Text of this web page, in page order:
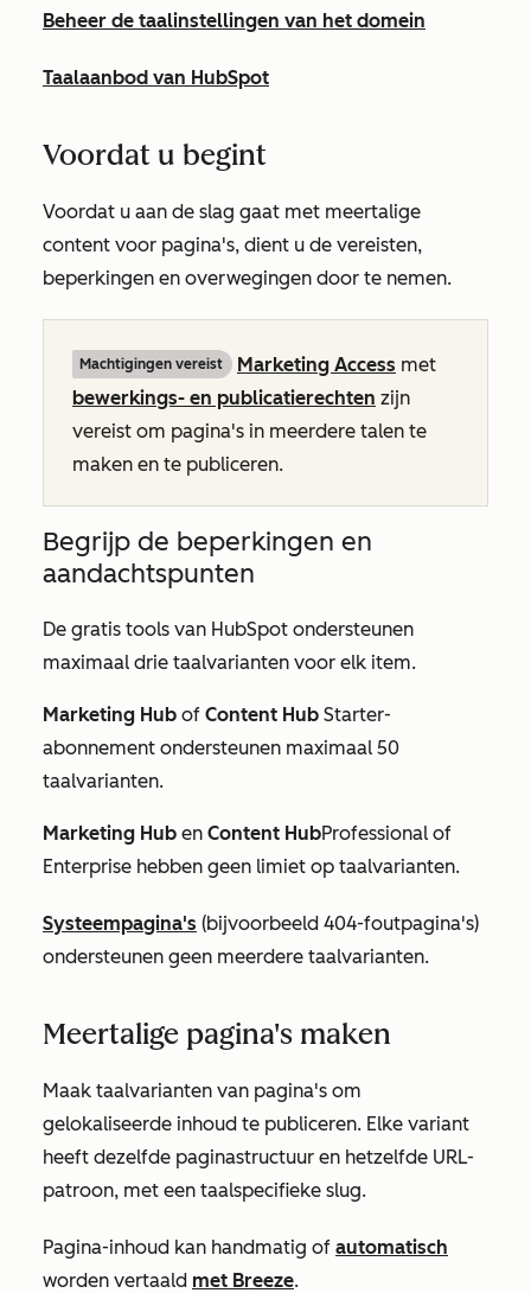
Beheer de taalinstellingen van het domein
Taalaanbod van HubSpot
Voordat u begint
Voordat u aan de slag gaat met meertalige
content voor pagina's, dient u de vereisten,
beperkingen en overwegingen door te nemen.
Machtigingen vereist Marketing Access met
bewerkings- en publicatierechten zijn
vereist om pagina's in meerdere talen te
maken en te publiceren.
Begrijp de beperkingen en
aandachtspunten
De gratis tools van HubSpot ondersteunen
maximaal drie taalvarianten voor elk item.
Marketing Hub of Content Hub Starter-
abonnement ondersteunen maximaal 50
taalvarianten.
Marketing Hub en Content HubProfessional of
Enterprise hebben geen limiet op taalvarianten.
Systeempagina's (bijvoorbeeld 404-foutpagina's)
ondersteunen geen meerdere taalvarianten.
Meertalige pagina's maken
Maak taalvarianten van pagina's om
gelokaliseerde inhoud te publiceren. Elke variant
heeft dezelfde paginastructuur en hetzelfde URL-
patroon, met een taalspecifieke slug.
Pagina-inhoud kan handmatig of automatisch
worden vertaald met Breeze.